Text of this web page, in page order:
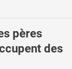
pères
des